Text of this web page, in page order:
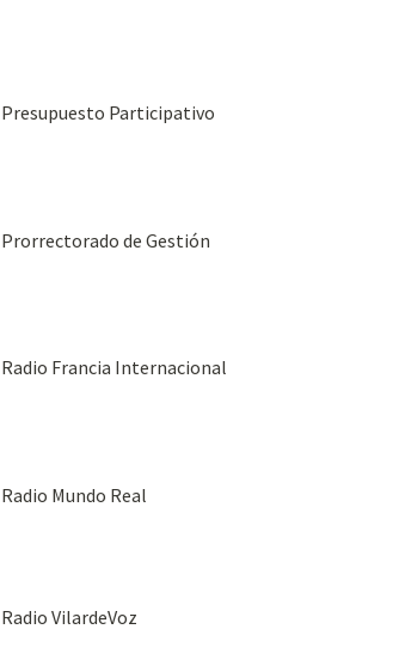
Presupuesto Participativo
Prorrectorado de Gestión
Radio Francia Internacional
Radio Mundo Real
Radio VilardeVoz